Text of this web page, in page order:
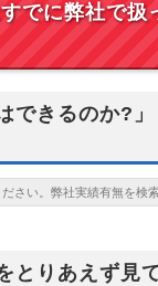
でに弊社で扱
できるのか?
とりあえず見